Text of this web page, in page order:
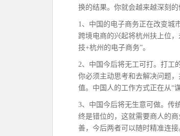
换的结果。你就会越来越深刻的
1、中国的电子商务正在改变城
跨境电商的兴起将杭州扶上位
技+杭州的电子商务”。
2、中国今后将无工可打。打工
你必须主动思考和去解决问题
值。中国人的工作方式正在从“
3、中国今后将无生意可做。传
终是错位的，这就需要商人的
善，今后两者可以随时精准连